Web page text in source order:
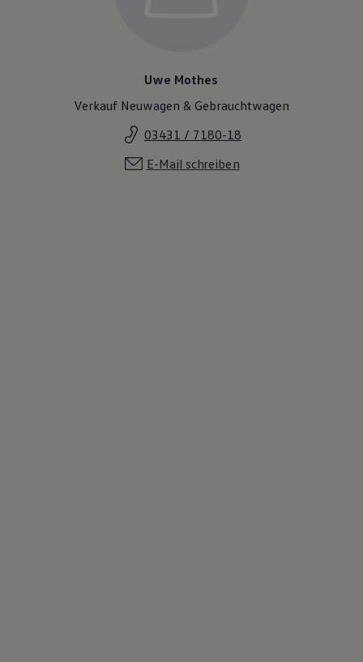
Elektromobilität
Volkswagen R
Pannen- und Unfallhilfe
Volkswagen Kundenbetreuung
Uwe Mothes
Verkauf Neuwagen & Gebrauchtwagen
03431 / 7180-18
E-Mail schreiben